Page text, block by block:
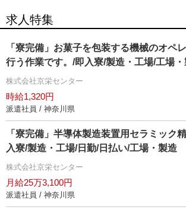
求人特集
「寮完備」お菓子を包装する機械のオペ
行う作業です。/即入寮/製造・工場/工場
株式会社京栄センター
時給1,320円
派遣社員 / 神奈川県
「寮完備」半導体製造装置用セラミック
入寮/製造・工場/日勤/日払い/工場・製造
株式会社京栄センター
月給25万3,100円
派遣社員 / 神奈川県